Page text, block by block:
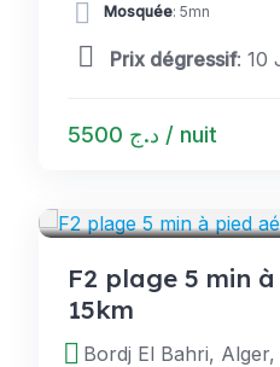
Mosquée: 5mn
Prix dégressif: 10
د.ج 5500 / nuit
F2 plage 5 min
15km
Bordj El Bahri, Alger,